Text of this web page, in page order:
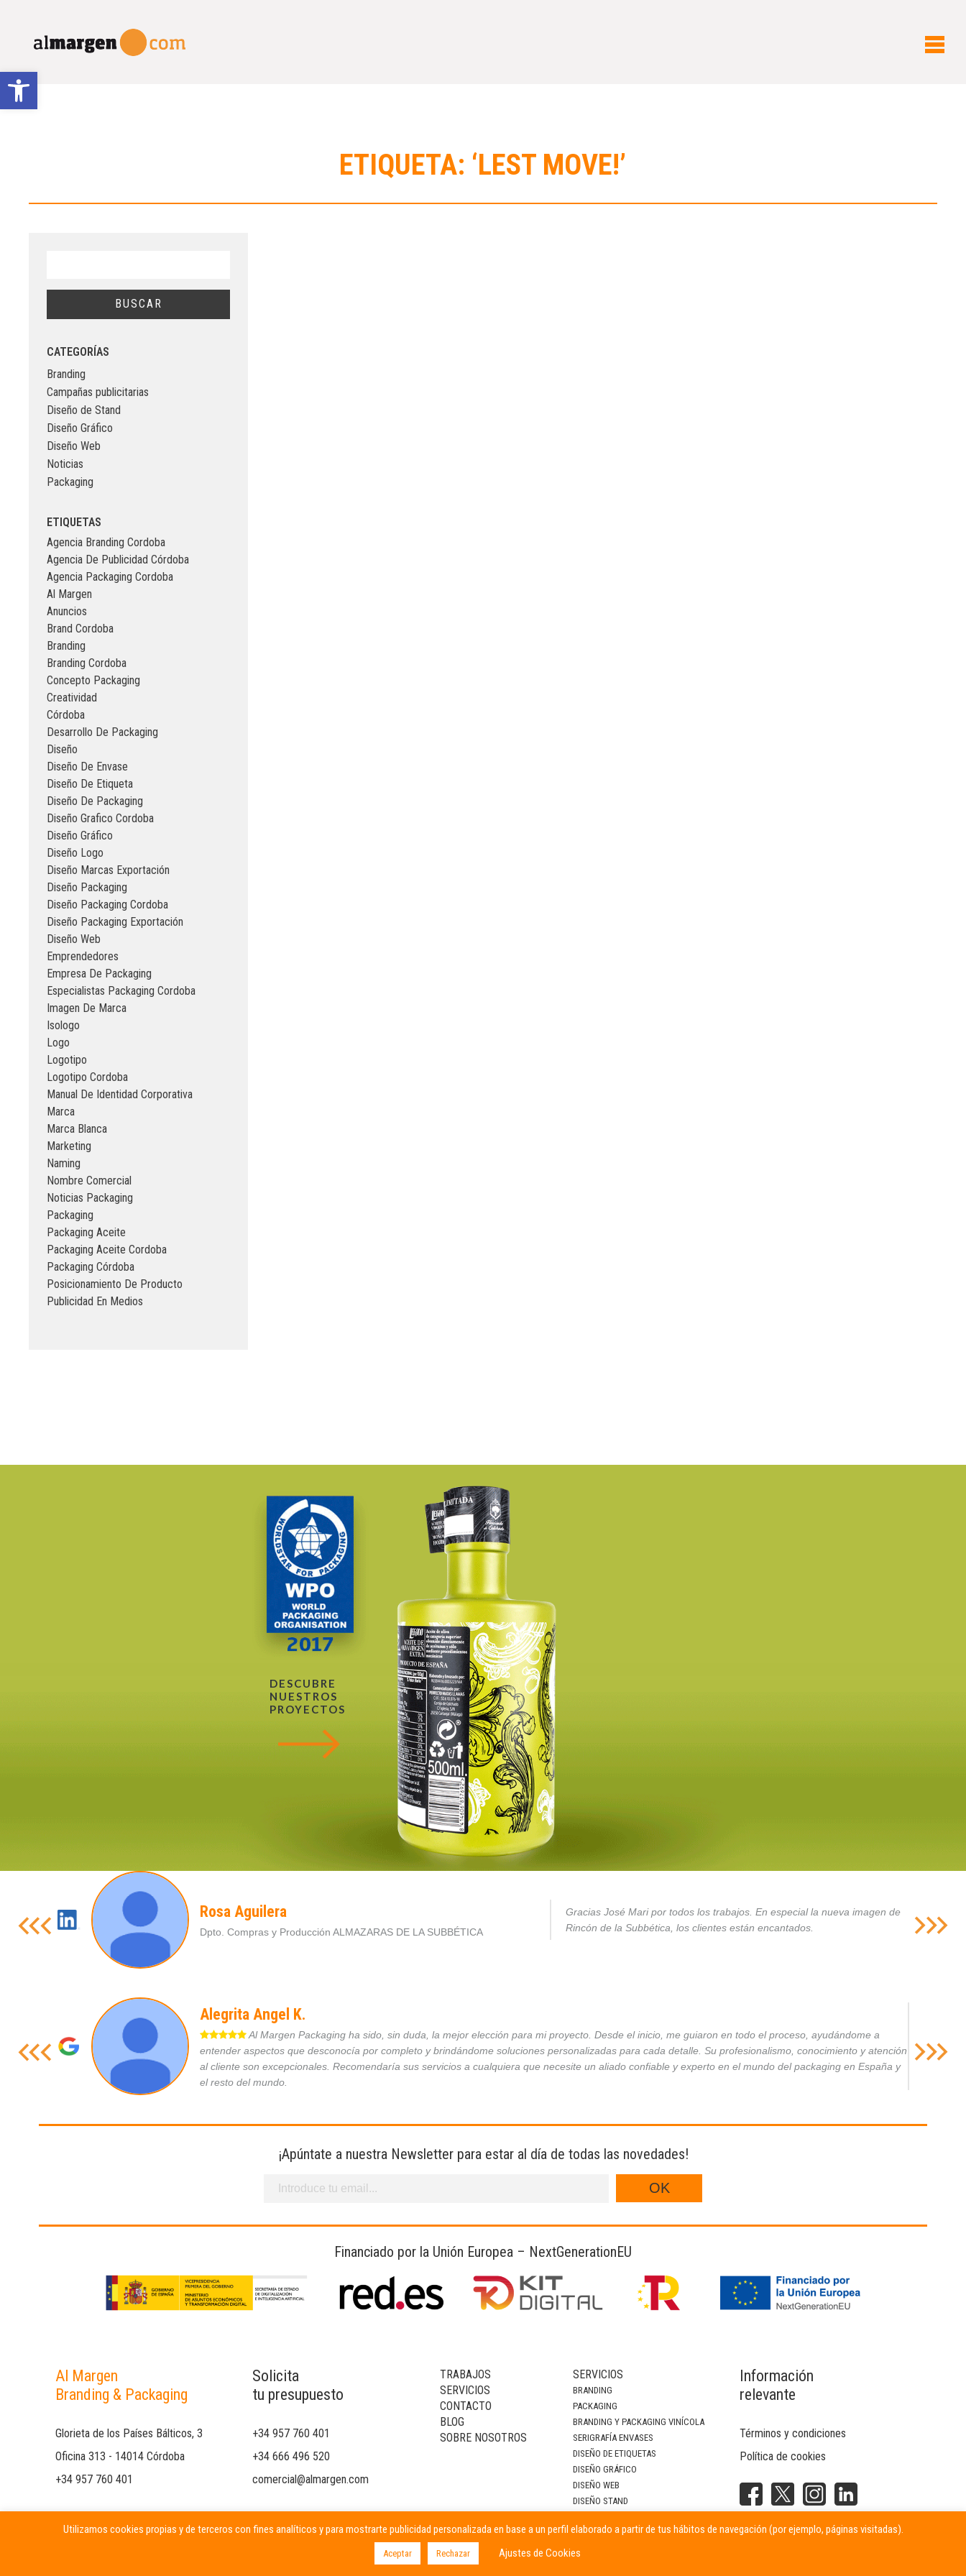
Abrir barra de herramientas
ETIQUETA: ‘LEST MOVE!’
CATEGORÍAS
Branding
Campañas publicitarias
Diseño de Stand
Diseño Gráfico
Diseño Web
Noticias
Packaging
ETIQUETAS
Agencia Branding Cordoba
Agencia De Publicidad Córdoba
Agencia Packaging Cordoba
Al Margen
Anuncios
Brand Cordoba
Branding
Branding Cordoba
Concepto Packaging
Creatividad
Córdoba
Desarrollo De Packaging
Diseño
Diseño De Envase
Diseño De Etiqueta
Diseño De Packaging
Diseño Grafico Cordoba
Diseño Gráfico
Diseño Logo
Diseño Marcas Exportación
Diseño Packaging
Diseño Packaging Cordoba
Diseño Packaging Exportación
Diseño Web
Emprendedores
Empresa De Packaging
Especialistas Packaging Cordoba
Imagen De Marca
Isologo
Logo
Logotipo
Logotipo Cordoba
Manual De Identidad Corporativa
Marca
Marca Blanca
Marketing
Naming
Nombre Comercial
Noticias Packaging
Packaging
Packaging Aceite
Packaging Aceite Cordoba
Packaging Córdoba
Posicionamiento De Producto
Publicidad En Medios
DESCUBRE
NUESTROS
PROYECTOS
Rosa Aguilera
Dpto. Compras y Producción ALMAZARAS DE LA SUBBÉTICA
Gracias José Mari por todos los trabajos. En especial la nueva imagen de
Rincón de la Subbética, los clientes están encantados.
Alegrita Angel K.
Al Margen Packaging ha sido, sin duda, la mejor elección para mi proyecto. Desde el inicio, me guiaron en todo el proceso, ayudándome a
entender aspectos que desconocía por completo y brindándome soluciones personalizadas para cada detalle. Su profesionalismo, conocimiento y atención
al cliente son excepcionales. Recomendaría sus servicios a cualquiera que necesite un aliado confiable y experto en el mundo del packaging en España y
el resto del mundo.
¡Apúntate a nuestra Newsletter para estar al día de todas las novedades!
Financiado por la Unión Europea – NextGenerationEU
Al Margen
Branding & Packaging
Glorieta de los Países Bálticos, 3
Oficina 313 - 14014 Córdoba
+34 957 760 401
Solicita
tu presupuesto
+34 957 760 401
+34 666 496 520
comercial@almargen.com
TRABAJOS
SERVICIOS
CONTACTO
BLOG
SOBRE NOSOTROS
SERVICIOS
BRANDING
PACKAGING
BRANDING Y PACKAGING VINÍCOLA
SERIGRAFÍA ENVASES
DISEÑO DE ETIQUETAS
DISEÑO GRÁFICO
DISEÑO WEB
DISEÑO STAND
CAMPAÑAS PUBLICITARIAS
Información
relevante
Términos y condiciones
Política de cookies
Utilizamos cookies propias y de terceros con fines analíticos y para mostrarte publicidad personalizada en base a un perfil elaborado a partir de tus hábitos de navegación (por ejemplo, páginas visitadas).
Aceptar Rechazar Ajustes de Cookies